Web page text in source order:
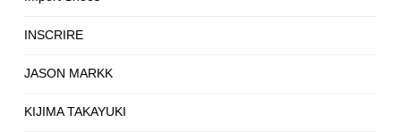
INSCRIRE
JASON MARKK
KIJIMA TAKAYUKI